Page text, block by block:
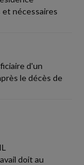
et nécessaires
d'un
le décès de
doit au